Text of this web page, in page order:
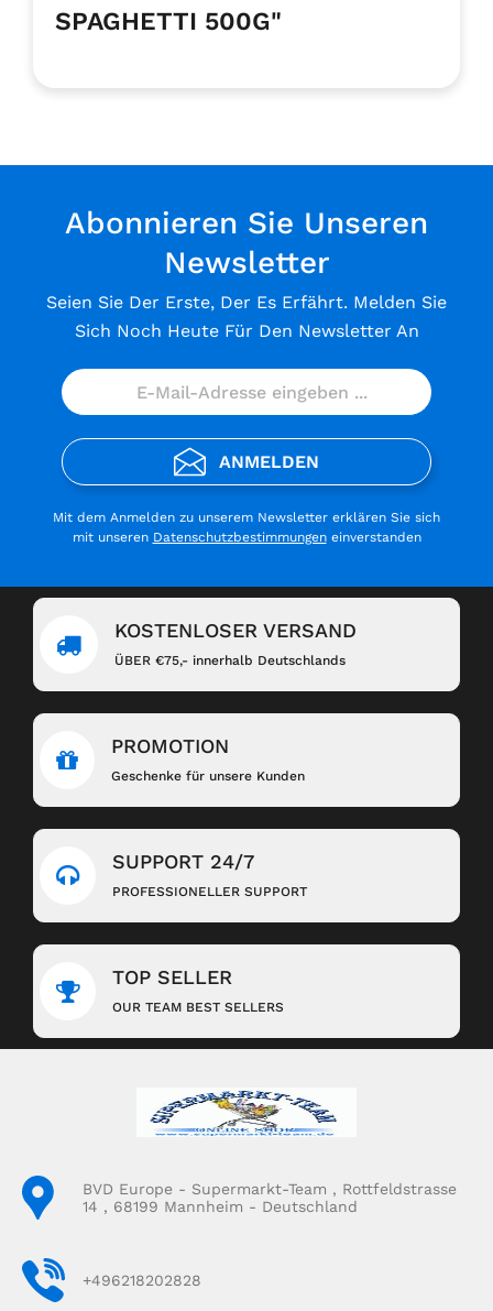
SPAGHETTI 500G"
Abonnieren Sie Unseren
Newsletter
Seien Sie Der Erste, Der Es Erfährt. Melden Sie
Sich Noch Heute Für Den Newsletter An
ANMELDEN
Mit dem Anmelden zu unserem Newsletter erklären Sie sich
mit unseren Datenschutzbestimmungeneinverstanden
KOSTENLOSER VERSAND
ÜBER €75,- innerhalb Deutschlands
PROMOTION
Geschenke für unsere Kunden
SUPPORT 24/7
PROFESSIONELLER SUPPORT
TOP SELLER
OUR TEAM BEST SELLERS
BVD Europe - Supermarkt-Team , Rottfeldstrasse
14 , 68199 Mannheim - Deutschland
+496218202828